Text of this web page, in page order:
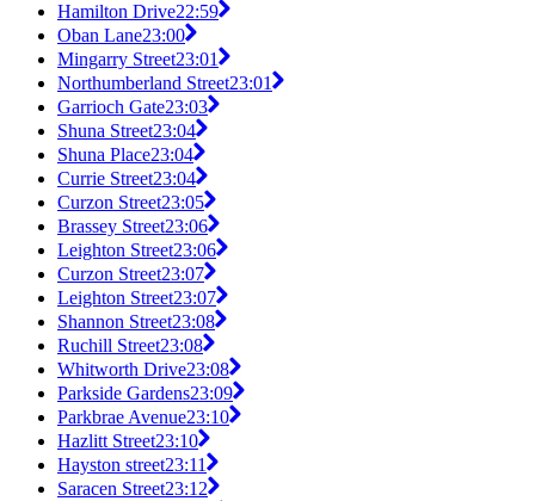
Hamilton Drive22:59
Oban Lane23:00
Mingarry Street23:01
Northumberland Street23:01
Garrioch Gate23:03
Shuna Street23:04
Shuna Place23:04
Currie Street23:04
Curzon Street23:05
Brassey Street23:06
Leighton Street23:06
Curzon Street23:07
Leighton Street23:07
Shannon Street23:08
Ruchill Street23:08
Whitworth Drive23:08
Parkside Gardens23:09
Parkbrae Avenue23:10
Hazlitt Street23:10
Hayston street23:11
Saracen Street23:12